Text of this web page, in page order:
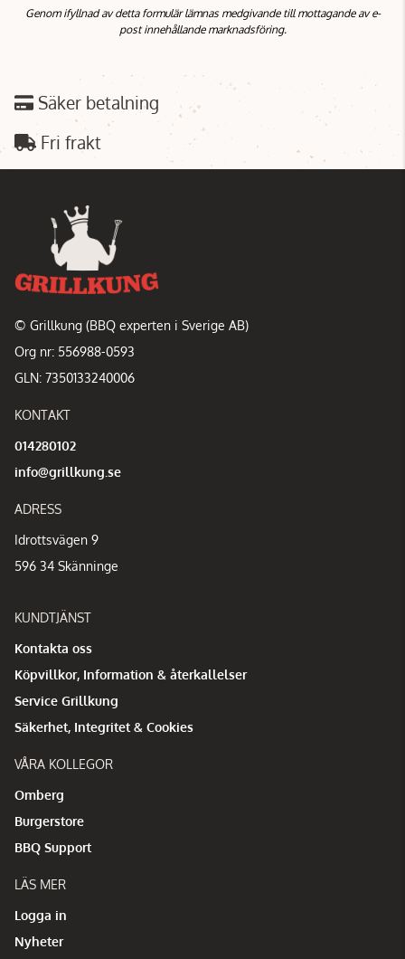
Genom ifyllnad av detta formulär lämnas medgivande till mottagande av e-
post innehållande marknadsföring.
Säker betalning
Fri frakt
© Grillkung (BBQ experten i Sverige AB)
Org nr: 556988-0593
GLN: 7350133240006
KONTAKT
014280102
info@grillkung.se
ADRESS
Idrottsvägen 9
596 34 Skänninge
KUNDTJÄNST
Kontakta oss
Köpvillkor, Information & återkallelser
Service Grillkung
Säkerhet, Integritet & Cookies
VÅRA KOLLEGOR
Omberg
Burgerstore
BBQ Support
LÄS MER
Logga in
Nyheter